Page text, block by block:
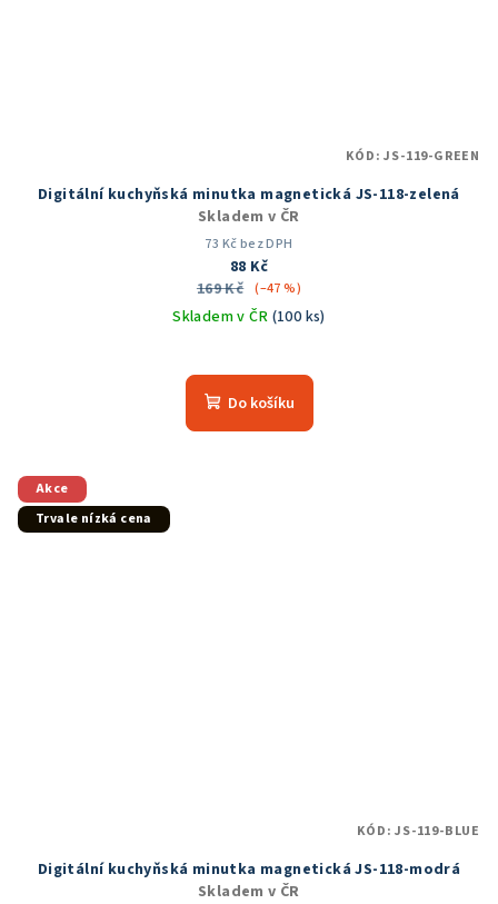
Digitální kuchyňská minutka magnetická JS-118-zelená
Skladem v ČR
73 Kč bez DPH
88 Kč
169 Kč (–47 %)
Skladem v ČR (100 ks)
hodnocení
produktu
Do košíku
KÓD:JS-119-GREEN
Akce
Trvale nízká cena
Digitální kuchyňská minutka magnetická JS-118-modrá
Skladem v ČR
KÓD:JS-119-BLUE